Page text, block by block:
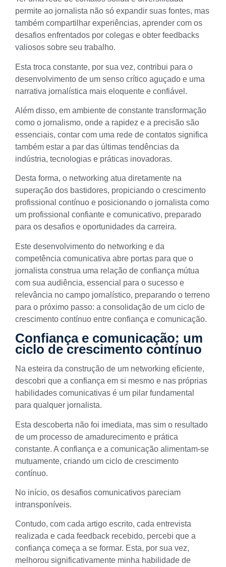
permite ao jornalista não só expandir suas fontes, mas
também compartilhar experiências, aprender com os
desafios enfrentados por colegas e obter feedbacks
valiosos sobre seu trabalho.
Esta troca constante, por sua vez, contribui para o
desenvolvimento de um senso crítico aguçado e uma
narrativa jornalística mais eloquente e confiável.
Além disso, em ambiente de constante transformação
como o jornalismo, onde a rapidez e a precisão são
essenciais, contar com uma rede de contatos significa
também estar a par das últimas tendências da
indústria, tecnologias e práticas inovadoras.
Desta forma, o networking atua diretamente na
superação dos bastidores, propiciando o crescimento
profissional contínuo e posicionando o jornalista como
um profissional confiante e comunicativo, preparado
para os desafios e oportunidades da carreira.
Este desenvolvimento do networking e da
competência comunicativa abre portas para que o
jornalista construa uma relação de confiança mútua
com sua audiência, essencial para o sucesso e
relevância no campo jornalístico, preparando o terreno
para o próximo passo: a consolidação de um ciclo de
crescimento contínuo entre confiança e comunicação.
Confiança e comunicação: um
ciclo de crescimento contínuo
Na esteira da construção de um networking eficiente,
descobri que a confiança em si mesmo e nas próprias
habilidades comunicativas é um pilar fundamental
para qualquer jornalista.
Esta descoberta não foi imediata, mas sim o resultado
de um processo de amadurecimento e prática
constante. A confiança e a comunicação alimentam-se
mutuamente, criando um ciclo de crescimento
contínuo.
No início, os desafios comunicativos pareciam
intransponíveis.
Contudo, com cada artigo escrito, cada entrevista
realizada e cada feedback recebido, percebi que a
confiança começa a se formar. Esta, por sua vez,
melhorou significativamente minha habilidade de